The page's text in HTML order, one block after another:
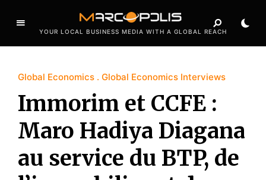
YOUR LOCAL BUSINESS MEDIA WITH A GLOBAL REACH
Global Economics Global Economics Interviews
Immorim et CCFE :
Maro Hadiya Diagana
au service du BTP, de